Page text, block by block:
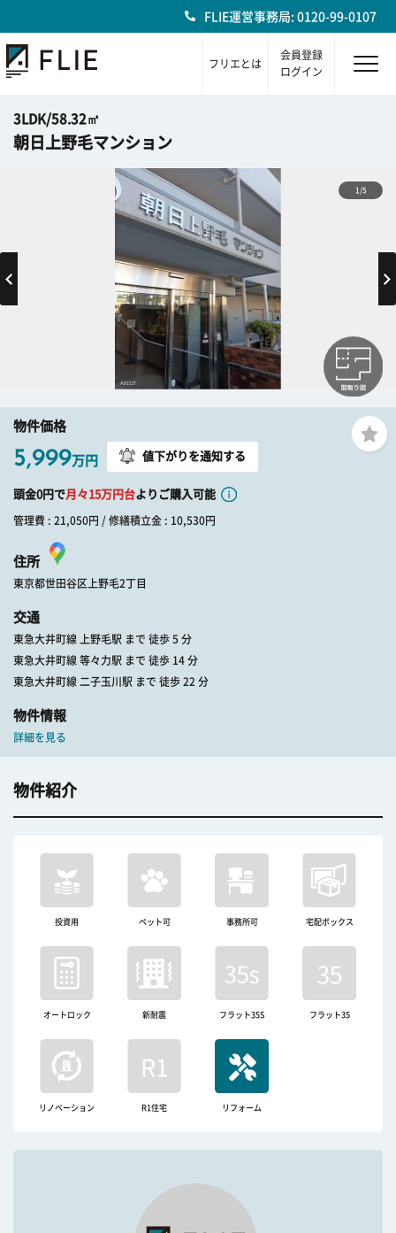
FLIE運営事務局: 0120-99-0107
フリエとは
会員登録
ログイン
3LDK/58.32㎡
朝日上野毛マンション
1/5
物件価格
5,999万円 値下がりを通知する
頭金0円で月々15万円台よりご購入可能
管理費 : 21,050円 / 修繕積立金 : 10,530円
住所
東京都世田谷区上野毛2丁目
交通
東急大井町線 上野毛駅 まで 徒歩 5 分
東急大井町線 等々力駅 まで 徒歩 14 分
東急大井町線 二子玉川駅 まで 徒歩 22 分
物件情報
詳細を見る
物件紹介
投資用 ペット可 事務所可 宅配ボックス
オートロック 新耐震 フラット35S フラット35
リノベーション R1住宅 リフォーム